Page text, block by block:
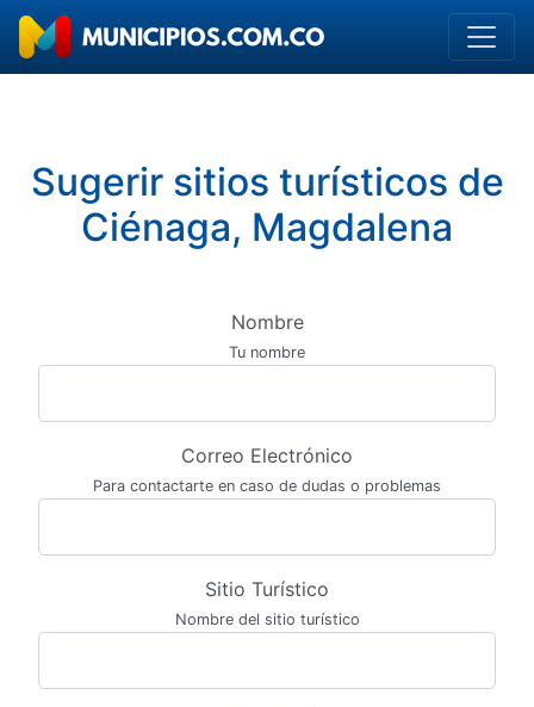
Sugerir sitios turísticos de
Ciénaga, Magdalena
Nombre
Tu nombre
Correo Electrónico
Para contactarte en caso de dudas o problemas
Sitio Turístico
Nombre del sitio turístico